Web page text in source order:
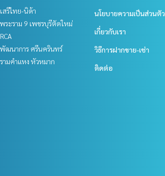
เสรีไทย-นิด้า
พระราม 9 เพชรบุรีตัดใหม่
RCA
พัฒนาการ ศรีนครินทร์
รามคำแหง หัวหมาก
นโยบายความเป็นส่วนตัว
เกี่ยวกับเรา
วิธีการฝากขาย-เช่า
ติดต่อ